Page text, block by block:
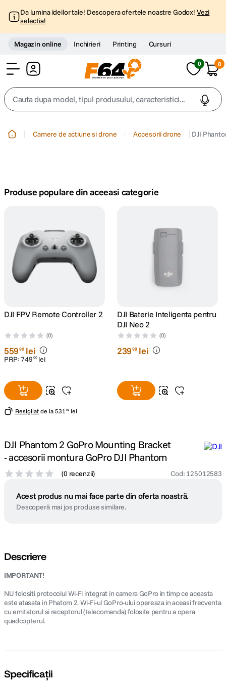
Da lumina ideilor tale! Descopera ofertele noastre Godox! Vezi
selectia!
Magazin online Inchirieri Printing Cursuri
0 0
Cauta dupa model, tipul produsului, caracteristici...
trepied telefon
5. canon sx740 hs
6.
ulanzi
9. insta 360
Camere de actiune si drone Accesorii drone DJI
Produse populare din aceeasi categorie
DJI FPV Remote Controller 2
(0)
55990 lei
PRP:749 00 lei
Resigilat de la 531 91 lei
DJI Baterie Inteligenta pentru
DJI Neo 2
(0)
23999 lei
DJI Phantom 2 GoPro Mounting Bracket
- accesorii montura GoPro DJI Phantom
(0 recenzii) Cod: 125012583
Acest produs nu mai face parte din oferta noastră.
Descoperă mai jos produse similare.
Descriere
IMPORTANT!
NU folositi protocolul Wi-Fi integrat in camera GoPro in timp ce aceasta
este atasata in Phatom 2. Wi-Fi-ul GoPro-ului opereaza in aceasi frecventa
cu emitatorul si receptorul (telecomanda) folosite pentru a opera
quadcopterul.
Specificații